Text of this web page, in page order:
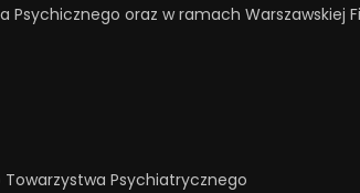
oraz w ramach Warszawskiej
Towarzystwa Psychiatrycznego